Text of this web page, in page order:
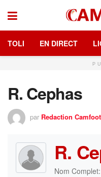
TOLI EN DIRECT
R. Cephas
par Redaction Camfoot
R.
Nom Complet: